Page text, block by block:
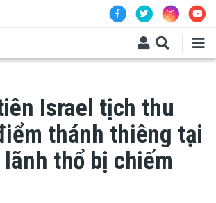
Israel tịch thu
thánh thiêng tại
thổ bị chiếm